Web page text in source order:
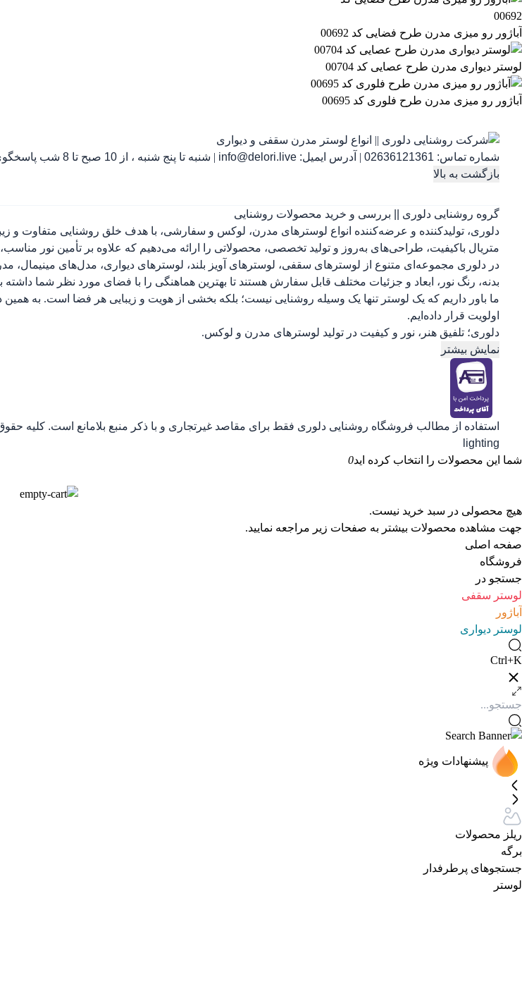
آباژور رو میزی مدرن طرح فضایی کد 00692
لوستر دیواری مدرن طرح عصایی کد 00704
آباژور رو میزی مدرن طرح فلوری کد 00695
شماره تماس: 02636121361
| آدرس ایمیل: info@delori.live
| شنبه تا پنج شنبه ، از 10 صبح تا 8 شب پاسخگوی شما هستیم.
بازگشت به بالا
گروه روشنایی دلوری || بررسی و خرید محصولات روشنایی
دلوری، تولیدکننده و عرضه‌کننده انواع لوسترهای مدرن، لوکس و سفارشی، با هدف خلق روشنایی متفاوت و
متریال باکیفیت، طراحی‌های به‌روز و تولید تخصصی، محصولاتی را ارائه می‌دهیم که علاوه بر تأمین نور
در دلوری مجموعه‌ای متنوع از لوسترهای سقفی، لوسترهای آویز بلند، لوسترهای دیواری، مدل‌های
بدنه، رنگ نور، ابعاد و جزئیات مختلف قابل سفارش هستند تا بهترین هماهنگی را با فضای مورد نظر شما داشته
ما باور داریم که یک لوستر تنها یک وسیله روشنایی نیست؛ بلکه بخشی از هویت و زیبایی هر فضا است. به
اولویت قرار داده‌ایم.
دلوری؛ تلفیق هنر، نور و کیفیت در تولید لوسترهای مدرن و لوکس.
نمایش بیشتر
استفاده از مطالب فروشگاه روشنایی دلوری فقط برای مقاصد غیرتجاری و با ذکر منبع بلامانع است. کلیه
lighting
شما این محصولات را انتخاب کرده اید0
هیچ محصولی در سبد خرید نیست.
جهت مشاهده محصولات بیشتر به صفحات زیر مراجعه نمایید.
صفحه اصلی
فروشگاه
جستجو در
لوستر سقفی
آباژور
لوستر دیواری
Ctrl+K
پیشنهادات ویژه
ریلز محصولات
برگه
جستجوهای پرطرفدار
لوستر